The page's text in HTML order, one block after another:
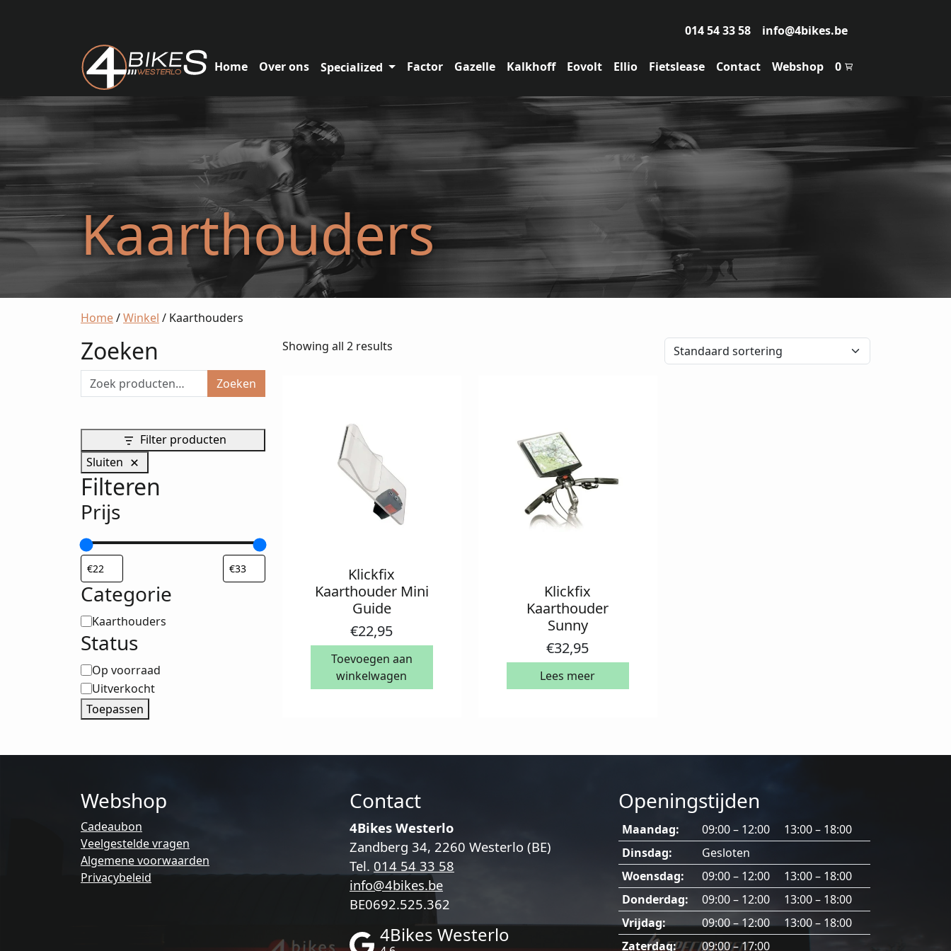
014 54 33 58 info@4bikes.be
Home Over ons Specialized Factor Gazelle Kalkhoff Eovolt Ellio Fietslease Contact Webshop 0
Kaarthouders
Home/Winkel / Kaarthouders
Zoeken
Zoeken
Filter producten
Sluiten
Filteren
Prijs
Categorie
Categorie
Kaarthouders
Status
Status
Op voorraad
Uitverkocht
Toepassen
Showing all 2 results
Klickfix
Kaarthouder Mini
Guide
€22,95
Toevoegen aan
winkelwagen
Klickfix
Kaarthouder
Sunny
€32,95
Lees meer
Webshop
Cadeaubon
Veelgestelde vragen
Algemene voorwaarden
Privacybeleid
Contact
4Bikes Westerlo
Zandberg 34, 2260 Westerlo (BE)
Tel. 014 54 33 58
info@4bikes.be
BE0692.525.362
4Bikes Westerlo
Openingstijden
Maandag:
09:00 – 12:00 13:00 – 18:00
Dinsdag:
Gesloten
Woensdag:
09:00 – 12:00 13:00 – 18:00
Donderdag:
09:00 – 12:00 13:00 – 18:00
Vrijdag:
09:00 – 12:00 13:00 – 18:00
Zaterdag:
09:00 – 17:00